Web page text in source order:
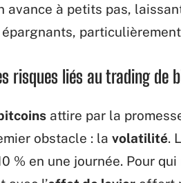
avance à petits pas,
risques liés au trading de
attire par la
obstacle : la volatilité.
% en une journée. Pour